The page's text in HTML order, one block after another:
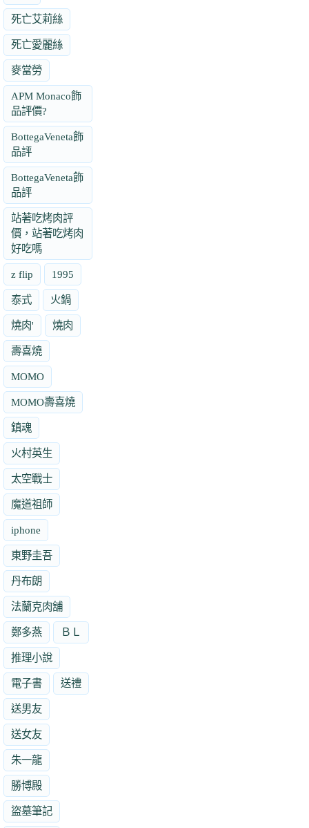
死亡艾莉絲
死亡愛麗絲
麥當勞
APM Monaco飾
品評價?
BottegaVeneta飾
品評
BottegaVeneta飾
品評
站著吃烤肉評
價，站著吃烤肉
好吃嗎
z flip 1995
泰式 火鍋
燒肉' 燒肉
壽喜燒
MOMO
MOMO壽喜燒
鎮魂
火村英生
太空戰士
魔道祖師
iphone
東野圭吾
丹布朗
法蘭克肉舖
鄭多燕 ＢＬ
推理小說
電子書 送禮
送男友
送女友
朱一龍
勝博殿
盜墓筆記